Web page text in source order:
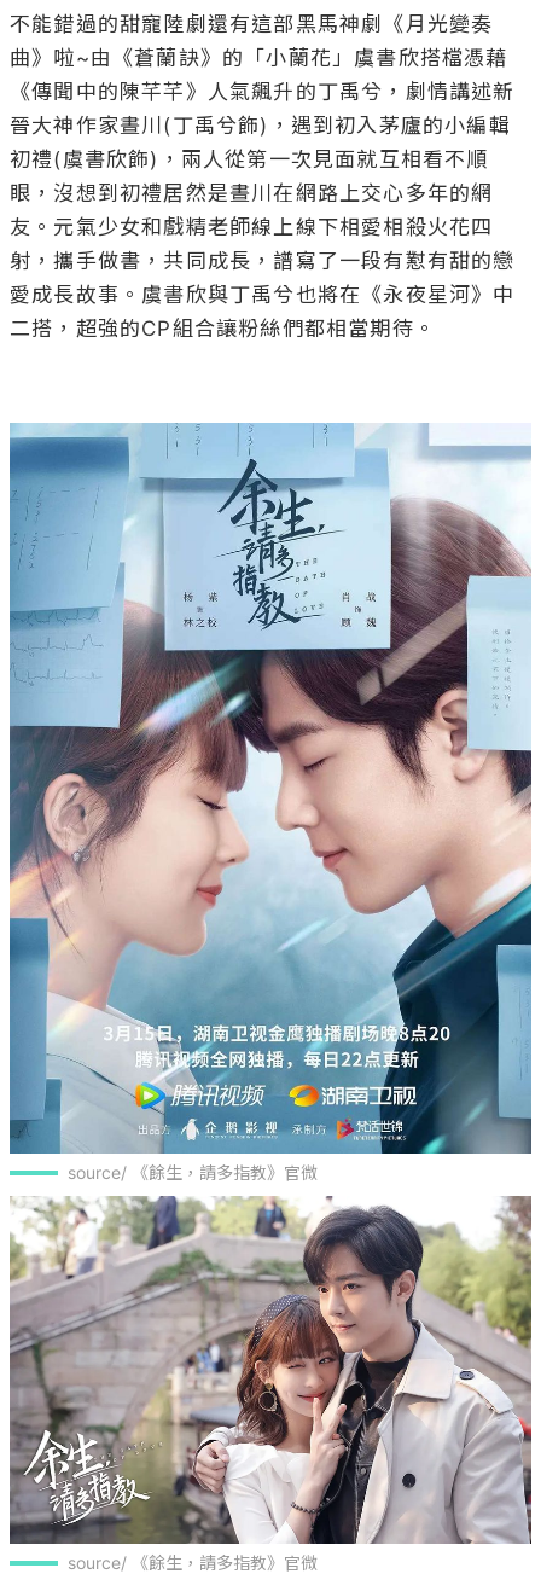
不能錯過的甜寵陸劇還有這部黑馬神劇《月光變奏
曲》啦~由《蒼蘭訣》的「小蘭花」虞書欣搭檔憑藉
《傳聞中的陳芊芊》人氣飆升的丁禹兮，劇情講述新
晉大神作家晝川(丁禹兮飾)，遇到初入茅廬的小編輯
初禮(虞書欣飾)，兩人從第一次見面就互相看不順
眼，沒想到初禮居然是晝川在網路上交心多年的網
友。元氣少女和戲精老師線上線下相愛相殺火花四
射，攜手做書，共同成長，譜寫了一段有懟有甜的戀
愛成長故事。虞書欣與丁禹兮也將在《永夜星河》中
二搭，超強的CP組合讓粉絲們都相當期待。
source/ 《餘生，請多指教》官微
source/ 《餘生，請多指教》官微